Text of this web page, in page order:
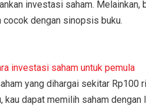
investasi saham. Melainkan,
dengan sinopsis buku.
investasi saham untuk pemula
yang dihargai sekitar Rp100
kau dapat memilih saham dengan